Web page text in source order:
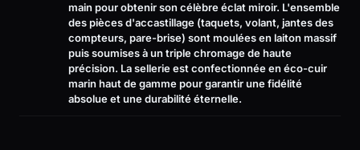
main pour obtenir son célèbre éclat miroir. L'ensemble
des pièces d'accastillage (taquets, volant, jantes des
compteurs, pare-brise) sont moulées en laiton massif
puis soumises à un triple chromage de haute
précision. La sellerie est confectionnée en éco-cuir
marin haut de gamme pour garantir une fidélité
absolue et une durabilité éternelle.